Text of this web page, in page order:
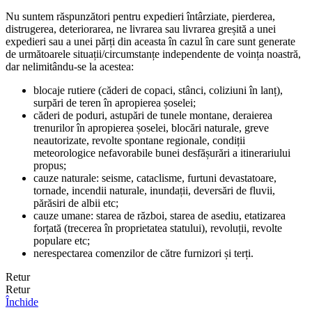
Nu suntem răspunzători pentru expedieri întârziate, pierderea,
distrugerea, deteriorarea, ne livrarea sau livrarea greșită a unei
expedieri sau a unei părți din aceasta în cazul în care sunt generate
de următoarele situații/circumstanțe independente de voința noastră,
dar nelimitându-se la acestea:
blocaje rutiere (căderi de copaci, stânci, coliziuni în lanț),
surpări de teren în apropierea șoselei;
căderi de poduri, astupări de tunele montane, deraierea
trenurilor în apropierea șoselei, blocări naturale, greve
neautorizate, revolte spontane regionale, condiții
meteorologice nefavorabile bunei desfășurări a itinerariului
propus;
cauze naturale: seisme, cataclisme, furtuni devastatoare,
tornade, incendii naturale, inundații, deversări de fluvii,
părăsiri de albii etc;
cauze umane: starea de război, starea de asediu, etatizarea
forțată (trecerea în proprietatea statului), revoluții, revolte
populare etc;
nerespectarea comenzilor de către furnizori și terți.
Retur
Retur
Închide